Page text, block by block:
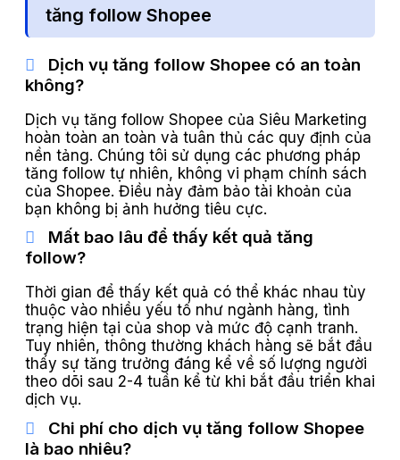
tăng follow Shopee
Dịch vụ tăng follow Shopee có an toàn
không?
Dịch vụ tăng follow Shopee của Siêu Marketing
hoàn toàn an toàn và tuân thủ các quy định của
nền tảng. Chúng tôi sử dụng các phương pháp
tăng follow tự nhiên, không vi phạm chính sách
của Shopee. Điều này đảm bảo tài khoản của
bạn không bị ảnh hưởng tiêu cực.
Mất bao lâu để thấy kết quả tăng
follow?
Thời gian để thấy kết quả có thể khác nhau tùy
thuộc vào nhiều yếu tố như ngành hàng, tình
trạng hiện tại của shop và mức độ cạnh tranh.
Tuy nhiên, thông thường khách hàng sẽ bắt đầu
thấy sự tăng trưởng đáng kể về số lượng người
theo dõi sau 2-4 tuần kể từ khi bắt đầu triển khai
dịch vụ.
Chi phí cho dịch vụ tăng follow Shopee
là bao nhiêu?